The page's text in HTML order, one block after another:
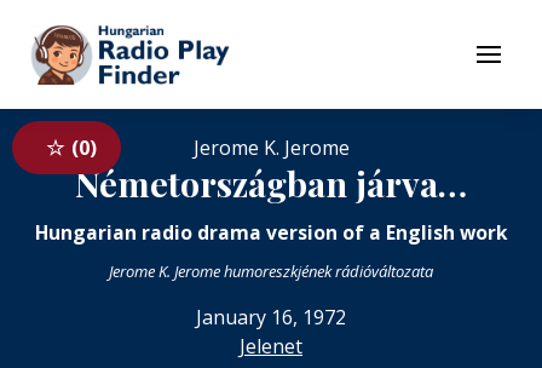
To contents
Menu
0 Jerome K. Jerome
Németországban járva…
Hungarian radio drama version of a English work
Jerome K. Jerome humoreszkjének rádióváltozata
January 16, 1972
Jelenet